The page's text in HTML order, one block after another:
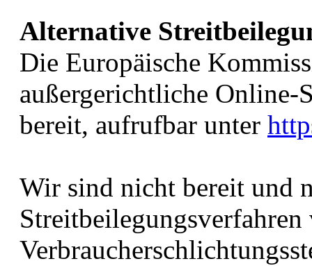
Alternative
Die Europäische
außergerichtliche
bereit, aufrufbar unter
Wir sind nicht bereit und
Streitbeilegungsverfahren